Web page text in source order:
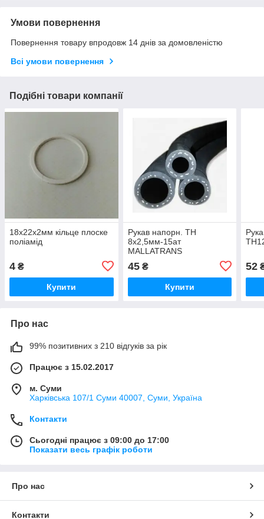
Умови повернення
Повернення товару впродовж 14 днів за домовленістю
Всі умови повернення
Подібні товари компанії
18х22х2мм кільце плоске
поліамід
4 ₴
Купити
Рукав напорн. ТН
8х2,5мм-15ат
MALLATRANS
45₴
Купити
52
Про нас
99% позитивних з 210 відгуків за рік
Працює з 15.02.2017
м. Суми
Харківська 107/1 Суми 40007, Суми, Україна
Контакти
Сьогодні працює з 09:00 до 17:00
Показати весь графік роботи
Про нас
Контакти